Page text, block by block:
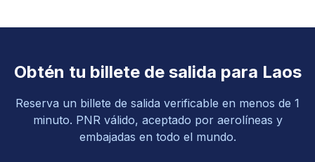
Obtén tu billete de salida para Laos
Reserva un billete de salida verificable en menos de 1
minuto. PNR válido, aceptado por aerolíneas y
embajadas en todo el mundo.